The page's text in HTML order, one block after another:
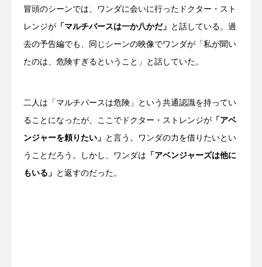
冒頭のシーンでは、ワンダに会いに行ったドクター・スト
レンジが 「マルチバースは一か八かだ」 と話している。過
去の予告編でも、同じシーンの映像でワンダが「私が聞い
たのは、危険すぎるということ」と話していた。
二人は「マルチバースは危険」という共通認識を持ってい
ることになったが、ここでドクター・ストレンジが 「アベ
ンジャーを頼りたい」 と言う。ワンダの力を借りたいとい
うことだろう。しかし、ワンダは 「アベンジャーズは他に
もいる」 と返すのだった。